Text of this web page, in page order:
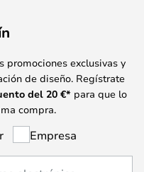
promociones exclusivas y
de diseño. Regístrate
del 20 €* para que lo
compra.
Empresa